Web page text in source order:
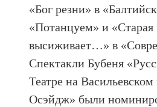
«Бог резни» в
«Потанцуем» и
высиживает…» в
Спектакли Бубеня
Театре на
Осэйдж» были